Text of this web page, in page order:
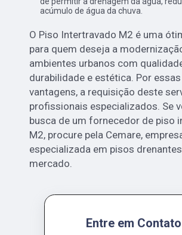
acúmulo de água da chuva.
O Piso Intertravado M2 é uma
para quem deseja a
ambientes urbanos com
durabilidade e estética. Por
vantagens, a requisição deste
profissionais especializados. Se
busca de um fornecedor de piso
M2, procure pela Cemare,
especializada em pisos
mercado.
Entre em Contato